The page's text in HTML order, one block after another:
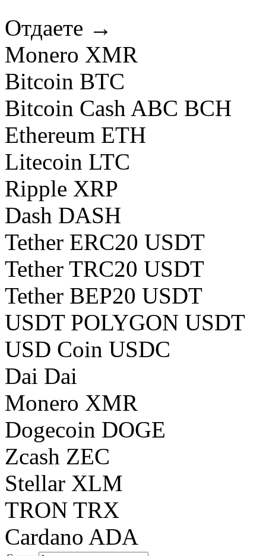
Отдаете →
Monero XMR
Bitcoin BTC
Bitcoin Cash ABC BCH
Ethereum ETH
Litecoin LTC
Ripple XRP
Dash DASH
Tether ERC20 USDT
Tether TRC20 USDT
Tether BEP20 USDT
USDT POLYGON USDT
USD Coin USDC
Dai Dai
Monero XMR
Dogecoin DOGE
Zcash ZEC
Stellar XLM
TRON TRX
Cardano ADA